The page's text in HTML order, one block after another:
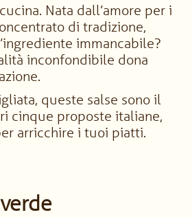
Nata dall’amore per i
di tradizione,
immancabile?
inconfondibile dona
queste salse sono il
cinque proposte italiane,
arricchire i tuoi piatti.